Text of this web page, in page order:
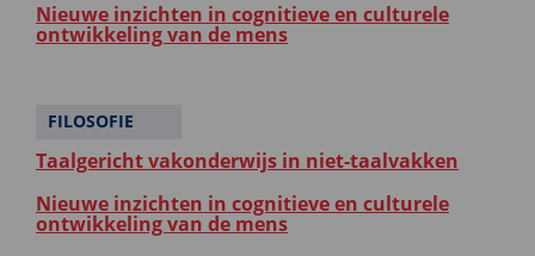
Nieuwe inzichten in cognitieve en culturele
ontwikkeling van de mens
FILOSOFIE
Taalgericht vakonderwijs in niet-taalvakken
Nieuwe inzichten in cognitieve en culturele
ontwikkeling van de mens